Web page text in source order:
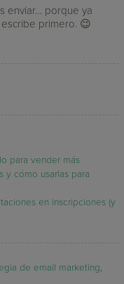
enviar… porque ya
primero. 😉
para vender más
y cómo usarlas para
en inscripciones (y
de email marketing,